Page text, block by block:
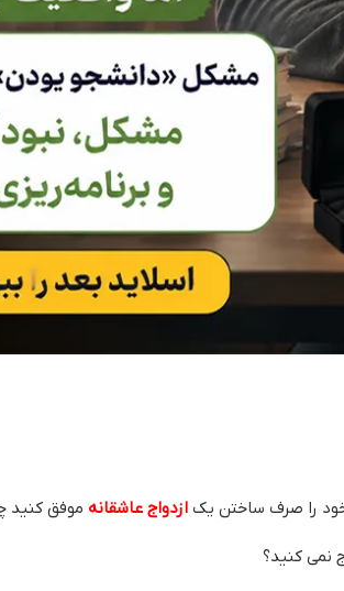
خود را صرف ساختن یک ازدواج عاشقانه موفق کنید
نمی‌ کنید؟